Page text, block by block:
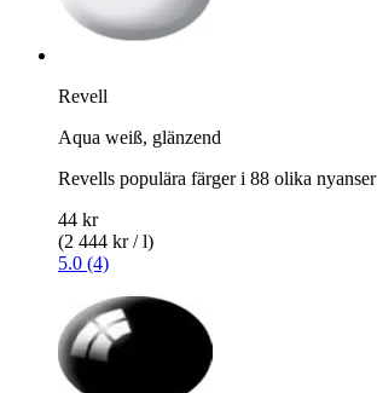
Revell
Aqua weiß, glänzend
Revells populära färger i 88 olika nyanser
44 kr
(2 444 kr / l)
5.0 (4)